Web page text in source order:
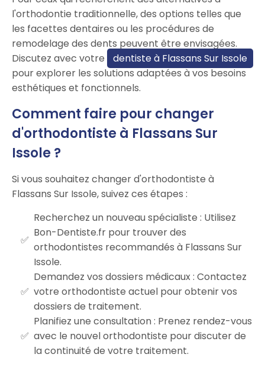
l'orthodontie traditionnelle, des options telles que
les facettes dentaires ou les procédures de
remodelage des dents peuvent être envisagées.
Discutez avec votre
dentiste à Flassans Sur Issole
pour explorer les solutions adaptées à vos besoins
esthétiques et fonctionnels.
Comment faire pour changer
d'orthodontiste à Flassans Sur
Issole ?
Si vous souhaitez changer d'orthodontiste à
Flassans Sur Issole, suivez ces étapes :
Recherchez un nouveau spécialiste : Utilisez
Bon-Dentiste.fr pour trouver des
orthodontistes recommandés à Flassans Sur
Issole.
Demandez vos dossiers médicaux : Contactez
votre orthodontiste actuel pour obtenir vos
dossiers de traitement.
Planifiez une consultation : Prenez rendez-vous
avec le nouvel orthodontiste pour discuter de
la continuité de votre traitement.